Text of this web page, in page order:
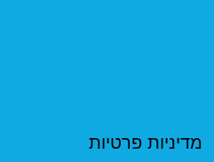
מדיניות פרטיות